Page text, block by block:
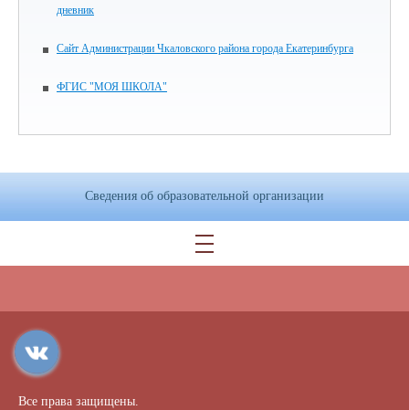
дневник
Сайт Администрации Чкаловского района города Екатеринбурга
ФГИС "МОЯ ШКОЛА"
Сведения об образовательной организации
Все права защищены.